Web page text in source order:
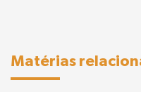
Matérias